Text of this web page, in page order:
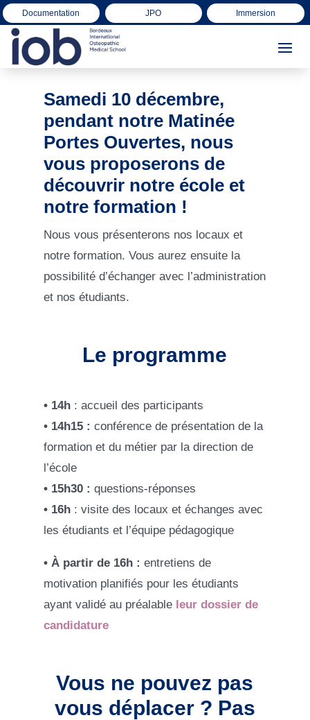
Documentation JPO Immersion
Samedi 10 décembre,
pendant notre Matinée
Portes Ouvertes, nous
vous proposerons de
découvrir notre école et
notre formation !
Nous vous présenterons nos locaux et
notre formation. Vous aurez ensuite la
possibilité d’échanger avec l’administration
et nos étudiants.
Le programme
• 14h: accueil des participants
• 14h15 : conférence de présentation de la
formation et du métier par la direction de
l’école
• 15h30 : questions-réponses
• 16h: visite des locaux et échanges avec
les étudiants et l’équipe pédagogique
• À partir de 16h : entretiens de
motivation planifiés pour les étudiants
ayant validé au préalable leur dossier de
candidature
Vous ne pouvez pas
vous déplacer ? Pas